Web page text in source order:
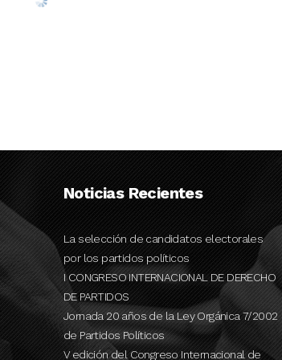
Noticias Recientes
La selección de candidatos electorales
por los partidos políticos
I CONGRESO INTERNACIONAL DE DERECHO
DE PARTIDOS
Jornada 20 años de la Ley Orgánica 7/2002
de Partidos Políticos
V edición del Congreso Internacional de